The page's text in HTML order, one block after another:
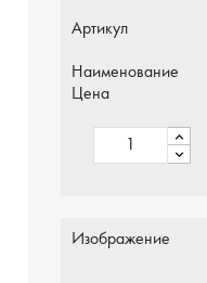
Артикул
Наименование
Цена
Изображение